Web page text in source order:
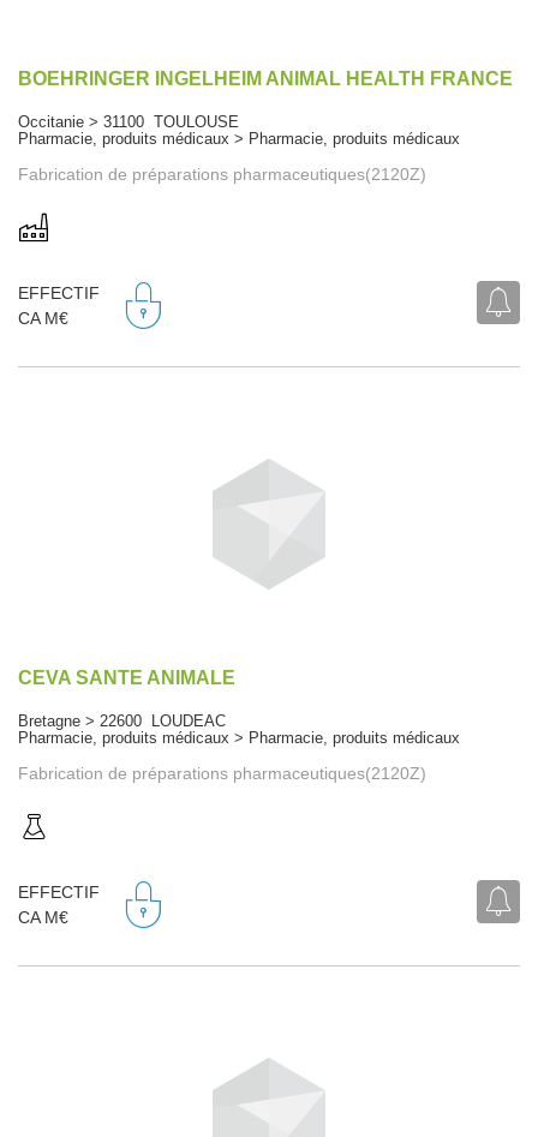
BOEHRINGER INGELHEIM ANIMAL HEALTH FRANCE
Occitanie > 31100 TOULOUSE
Pharmacie, produits médicaux > Pharmacie, produits médicaux
Fabrication de préparations pharmaceutiques(2120Z)
EFFECTIF
CA M€
CEVA SANTE ANIMALE
Bretagne > 22600 LOUDEAC
Pharmacie, produits médicaux > Pharmacie, produits médicaux
Fabrication de préparations pharmaceutiques(2120Z)
EFFECTIF
CA M€